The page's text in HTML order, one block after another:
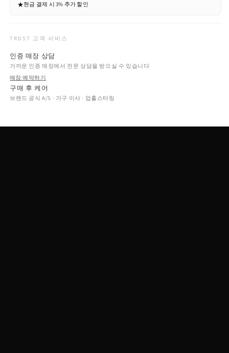
★현금 결제 시 3% 추가 할인
TRDST 고객 서비스
인증 매장 상담
가까운 인증 매장에서 전문 상담을 받으실 수 있습니다
매장 예약하기
구매 후 케어
브랜드 공식 A/S · 가구 이사 · 업홀스터링